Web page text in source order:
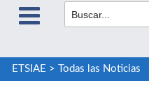
ETSIAE > Todas las Noticias